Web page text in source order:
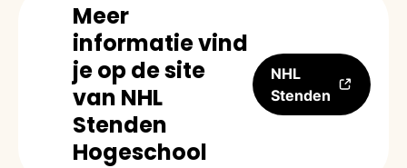
Meer
informatie vind
je op de site
van NHL
Stenden
Hogeschool
NHL
Stenden